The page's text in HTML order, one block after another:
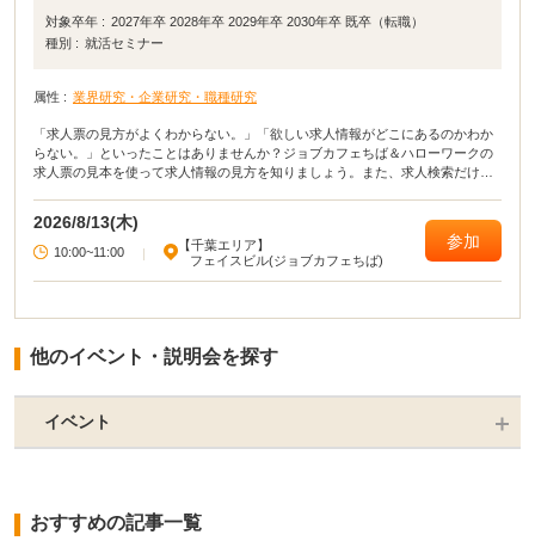
対象卒年 : 2027年卒 2028年卒 2029年卒 2030年卒 既卒（転職）
種別 : 就活セミナー
属性 : 業界研究・企業研究・職種研究
「求人票の見方がよくわからない。」「欲しい求人情報がどこにあるのかわか
らない。」といったことはありませんか？ジョブカフェちば＆ハローワークの
求人票の見本を使って求人情報の見方を知りましょう。また、求人検索だけで
2026/8/13(木)
10:00~11:00 |
【千葉エリア】
フェイスビル(ジョブカフェちば)
参加
他のイベント・説明会を探す
イベント
おすすめの記事一覧